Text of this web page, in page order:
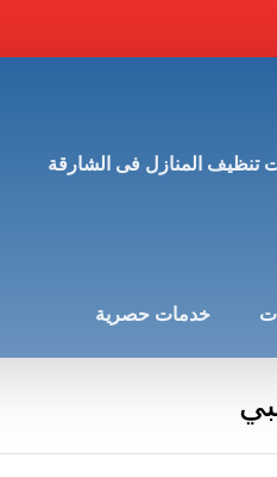
تنظيف المنازل فى الشارقة
خدمات حصرية